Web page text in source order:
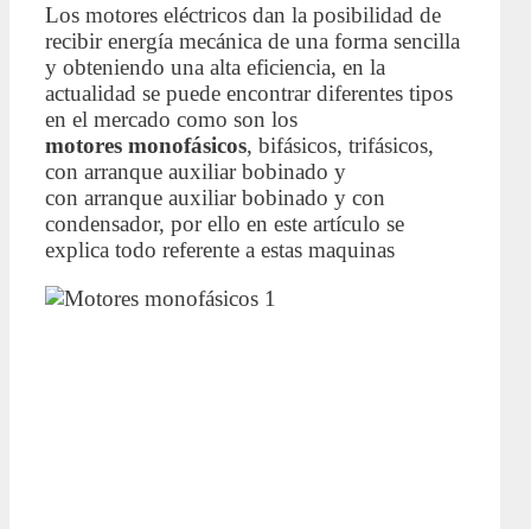
Los motores eléctricos dan la posibilidad de
recibir energía mecánica de una forma sencilla
y obteniendo una alta eficiencia, en la
actualidad se puede encontrar diferentes tipos
en el mercado como son los
motores monofásicos, bifásicos, trifásicos,
con arranque auxiliar bobinado y
con arranque auxiliar bobinado y con
condensador, por ello en este artículo se
explica todo referente a estas maquinas